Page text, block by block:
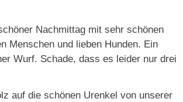
Nachmittag mit sehr schönen
Menschen und lieben Hunden. Ein
Wurf. Schade, dass es leider nur drei
auf die schönen Urenkel von unserer